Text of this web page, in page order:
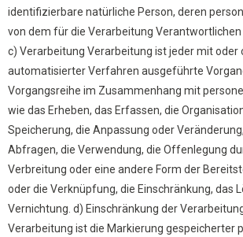
identifizierbare natürliche Person, deren
von dem für die Verarbeitung
c) Verarbeitung Verarbeitung ist jeder mit oder
automatisierter Verfahren ausgeführte
Vorgangsreihe im Zusammenhang mit
wie das Erheben, das Erfassen, die
Speicherung, die Anpassung oder
Abfragen, die Verwendung, die Offenlegung
Verbreitung oder eine andere Form der
oder die Verknüpfung, die Einschränkung, das
Vernichtung. d) Einschränkung der
Verarbeitung ist die Markierung gespeicherter